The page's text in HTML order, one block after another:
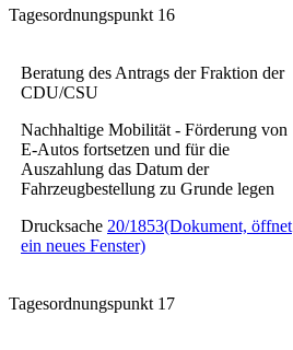
Tagesordnungspunkt 16
Beratung des Antrags der Fraktion der
CDU/CSU
Nachhaltige Mobilität - Förderung von
E-Autos fortsetzen und für die
Auszahlung das Datum der
Fahrzeugbestellung zu Grunde legen
Drucksache 20/1853(Dokument, öffnet
ein neues Fenster)
Tagesordnungspunkt 17